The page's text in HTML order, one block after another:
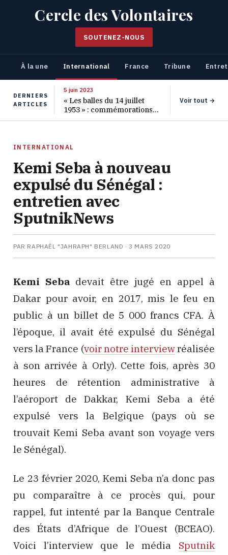
Cercle des Volontaires
SOUTENEZ-NOUS
À la une International France Tribune
DERNIERS
ARTICLES
5 juin 2023
« Les balles du 14 juillet
1953 » : commémorations
pour les 70 ans de ce
Voir tout →
INTERNATIONAL
Kemi Seba à nouveau
expulsé du Sénégal :
entretien avec
SputnikNews
PAR RAPHAËL "JAHRAPH" BERLAND ·3 MARS 2020
Kemi Seba devait être jugé en appel à
Dakar pour avoir, en 2017, mis le feu en
public à un billet de 5 000 francs CFA. À
l’époque, il avait été expulsé du Sénégal
vers la France (voir notre interviewréalisée
à son arrivée à Orly). Cette fois, après 30
heures de rétention administrative à
l’aéroport de Dakkar, Kemi Seba a été
expulsé vers la Belgique (pays où se
trouvait Kemi Seba avant son voyage vers
le Sénégal).
Le 23 février 2020, Kemi Seba n’a donc pas
pu comparaître à ce procès qui, pour
rappel, fut intenté par la Banque Centrale
des États d’Afrique de l’Ouest (BCEAO).
Voici l’interview que le média Sputnik